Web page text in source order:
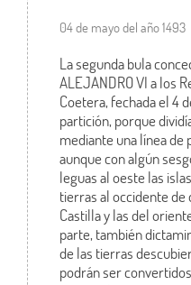
04 de mayo del año 1493
La segunda bula
ALEJANDRO VI a los
Coetera, fechada el 4
partición, porque
mediante una línea de
aunque con algún
leguas al oeste las
tierras al occidente de
Castilla y las del
parte, también
de las tierras
podrán ser